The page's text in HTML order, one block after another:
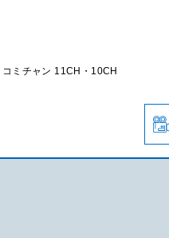
コミチャン 11CH・10CH